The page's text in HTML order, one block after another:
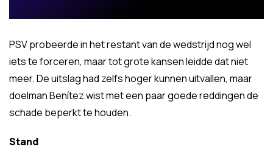
PSV probeerde in het restant van de wedstrijd nog wel
iets te forceren, maar tot grote kansen leidde dat niet
meer. De uitslag had zelfs hoger kunnen uitvallen, maar
doelman Benítez wist met een paar goede reddingen de
schade beperkt te houden.
Stand